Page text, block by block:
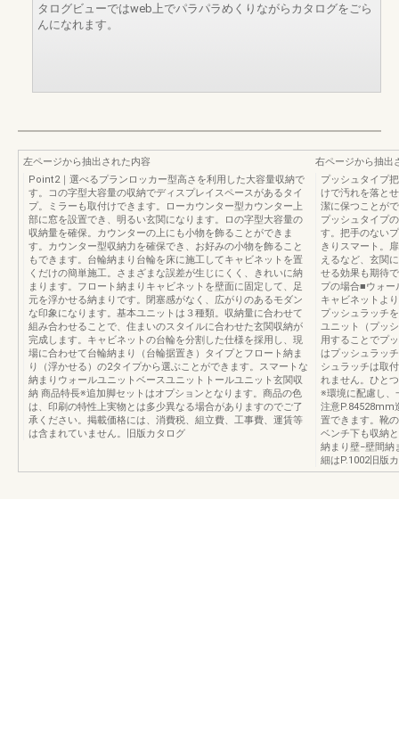
タログビューではweb上でパラパラめくりながらカタログをごら
んになれます。
左ページから抽出された内容
Point2｜選べるプランロッカー型高さを利用した大容量収納で
す。コの字型大容量の収納でディスプレイスペースがあるタイ
プ。ミラーも取付けできます。ローカウンター型カウンター上
部に窓を設置でき、明るい玄関になります。ロの字型大容量の
収納量を確保。カウンターの上にも小物を飾ることができま
す。カウンター型収納力を確保でき、お好みの小物を飾ること
もできます。台輪納まり台輪を床に施工してキャビネットを置
くだけの簡単施工。さまざまな誤差が生じにくく、きれいに納
まります。フロート納まりキャビネットを壁面に固定して、足
元を浮かせる納まりです。閉塞感がなく、広がりのあるモダン
な印象になります。基本ユニットは３種類。収納量に合わせて
組み合わせることで、住まいのスタイルに合わせた玄関収納が
完成します。キャビネットの台輪を分割した仕様を採用し、現
場に合わせて台輪納まり（台輪据置き）タイプとフロート納ま
り（浮かせる）の2タイプから選ぶことができます。スマートな
納まりウォールユニットベースユニットトールユニット玄関収
納 商品特長※追加脚セットはオプションとなります。商品の色
は、印刷の特性上実物とは多少異なる場合がありますのでご了
承ください。掲載価格には、消費税、組立費、工事費、運賃等
は含まれていません。旧版カタログ
右ページから抽出
プッシュタイプ
けで汚れを落と
潔に保つことが
プッシュタイプ
す。把手のない
きりスマート。
えるなど、玄関
せる効果も期待
プの場合■ウォー
キャビネットよ
プッシュラッチ
ユニット（プッ
用することでプ
はプッシュラッ
シュラッチは取
れません。ひと
※環境に配慮し、
注意P.84528mm
置できます。靴
ベンチ下も収納
納まり壁−壁間納
細はP.1002旧版